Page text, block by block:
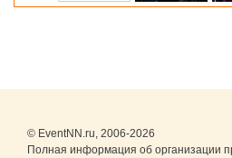
© EventNN.ru, 2006-2026
Полная информация об организации